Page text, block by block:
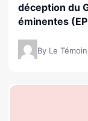
déception du
éminentes
By Le